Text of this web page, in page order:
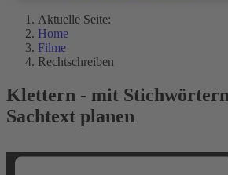
Aktuelle Seite:
Home
Filme
Rechtschreiben
Klettern - mit
Sachtext planen